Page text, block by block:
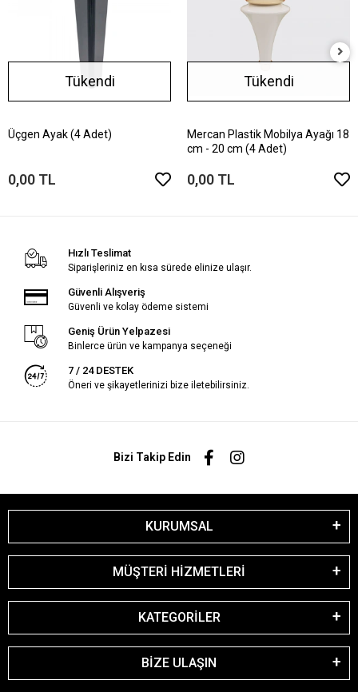
Tükendi
Üçgen Ayak (4 Adet)
0,00 TL
Tükendi
Mercan Plastik Mobilya Ayağı 18
cm - 20 cm (4 Adet)
0,00 TL
Hızlı Teslimat
Siparişleriniz en kısa sürede elinize ulaşır.
Güvenli Alışveriş
Güvenli ve kolay ödeme sistemi
Geniş Ürün Yelpazesi
Binlerce ürün ve kampanya seçeneği
7 / 24 DESTEK
Öneri ve şikayetlerinizi bize iletebilirsiniz.
Bizi Takip Edin
KURUMSAL
MÜŞTERİ HİZMETLERİ
KATEGORİLER
BİZE ULAŞIN